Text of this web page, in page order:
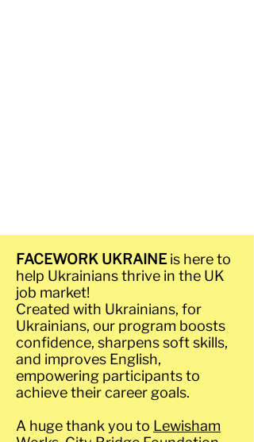
FACEWORK UKRAINEis here to
help Ukrainians thrive in the UK
job market!
Created with Ukrainians, for
Ukrainians, our program boosts
confidence, sharpens soft skills,
and improves English,
empowering participants to
achieve their career goals.
A huge thank you to Lewisham